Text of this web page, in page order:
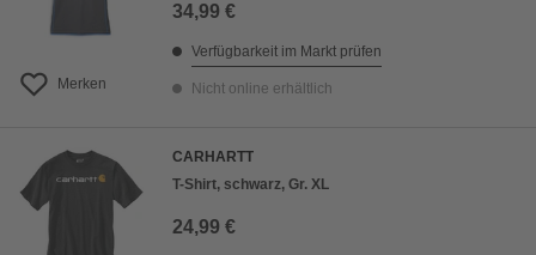
Merken
34,99 €
Verfügbarkeit im Markt prüfen
Nicht online erhältlich
CARHARTT
T-Shirt, schwarz, Gr. XL
24,99 €